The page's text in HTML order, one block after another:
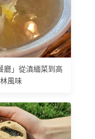
廳」從滇緬菜到高
風味